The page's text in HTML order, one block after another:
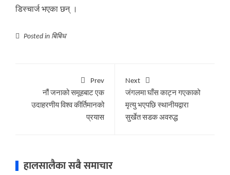
डिस्चार्ज भएका छन् ।
Posted in बिबिध
Prev
नौं जनाको समूहबाट एक
उदाहरणीय विश्व कीर्तिमानको
प्रयास
Next
जंगलमा घाँस काट्न गएकाको
मृत्यु भएपछि स्थानीयद्वारा
सुर्खेत सडक अवरुद्ध
हालसालैका सबै समाचार